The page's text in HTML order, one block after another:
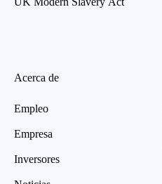
Acerca de
Empleo
Empresa
Inversores